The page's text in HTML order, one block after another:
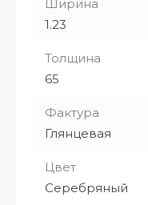
Ширина
1.23
Толщина
65
Фактура
Глянцевая
Цвет
Серебряный